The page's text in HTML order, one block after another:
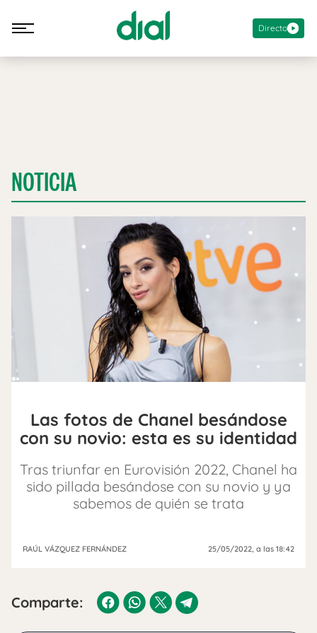
Directo
NOTICIA
Las fotos de Chanel besándose
con su novio: esta es su identidad
Tras triunfar en Eurovisión 2022, Chanel ha
sido pillada besándose con su novio y ya
sabemos de quién se trata
RAÚL VÁZQUEZ FERNÁNDEZ 25/05/2022 , a las 18:42
Comparte: